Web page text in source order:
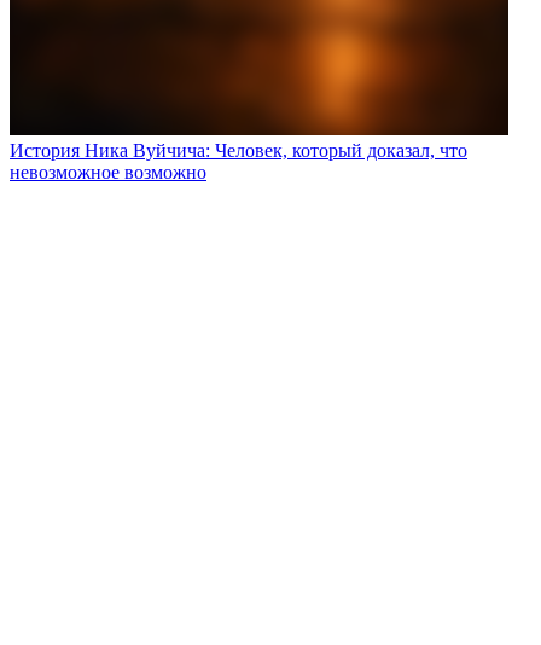
История Ника Вуйчича: Человек, который доказал, что
невозможное возможно